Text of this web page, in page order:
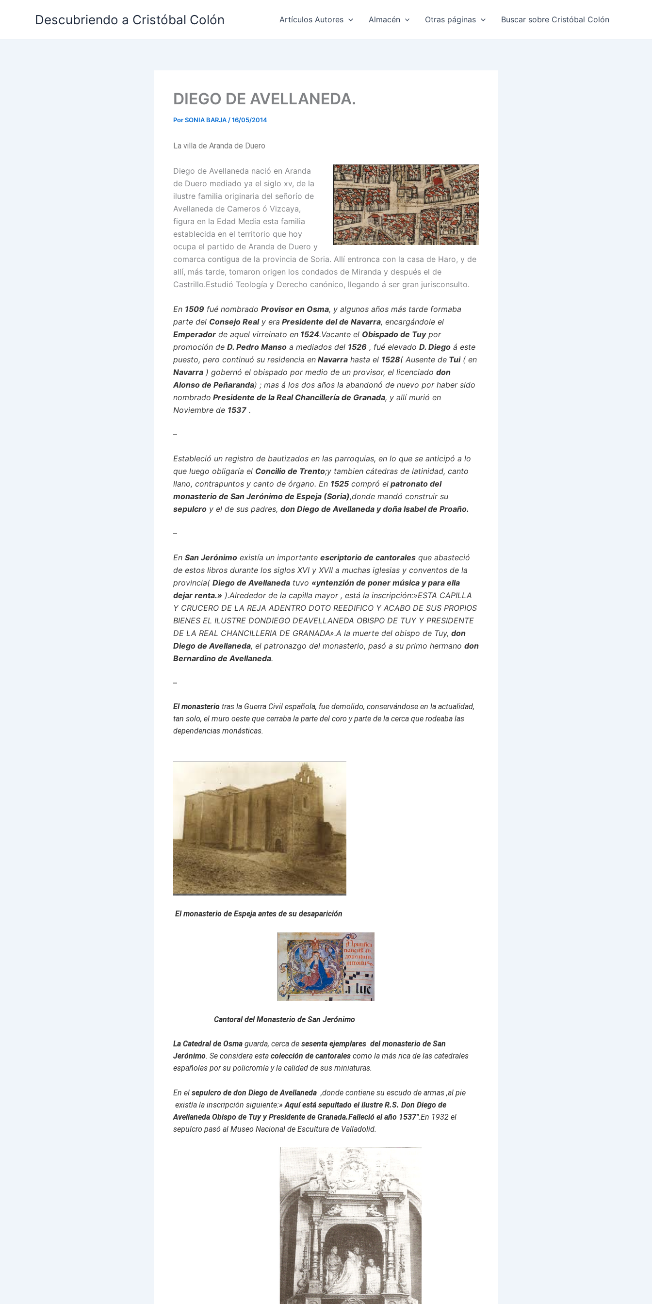
Descubriendo a Cristóbal Colón Artículos Autores Almacén Otras páginas Buscar sobre Cristóbal Colón
DIEGO DE AVELLANEDA.
PorSONIA BARJA /16/05/2014
La villa de Aranda de Duero
Diego de Avellaneda nació en Aranda
de Duero mediado ya el siglo xv, de la
ilustre familia originaria del señorío de
Avellaneda de Cameros ó Vizcaya,
figura en la Edad Media esta familia
establecida en el territorio que hoy
ocupa el partido de Aranda de Duero y
comarca contigua de la provincia de Soria. Allí entronca con la casa de Haro, y de
allí, más tarde, tomaron origen los condados de Miranda y después el de
Castrillo.Estudió Teología y Derecho canónico, llegando á ser gran jurisconsulto.
En 1509 fué nombrado Provisor en Osma, y algunos años más tarde formaba
parte del Consejo Realy era Presidente del de Navarra, encargándole el
Emperador de aquel virreinato en 1524.Vacante el Obispado de Tuypor
promoción de D. Pedro Manso a mediados del 1526 , fué elevado D. Diego á este
puesto, pero continuó su residencia en Navarra hasta el 1528( Ausente de Tui( en
Navarra ) gobernó el obispado por medio de un provisor, el licenciado don
Alonso de Peñaranda) ; mas á los dos años la abandonó de nuevo por haber sido
nombrado Presidente de la Real Chancillería de Granada, y allí murió en
Noviembre de 1537 .
–
Estableció un registro de bautizados en las parroquias, en lo que se anticipó a lo
que luego obligaría el Concilio de Trento;y tambien cátedras de latinidad, canto
llano, contrapuntos y canto de órgano. En 1525 compró el patronato del
monasterio de San Jerónimo de Espeja (Soria),donde mandó construir su
sepulcro y el de sus padres, don Diego de Avellaneda y doña Isabel de Proaño.
–
En San Jerónimo existía un importante escriptorio de cantorales que abasteció
de estos libros durante los siglos XVI y XVII a muchas iglesias y conventos de la
provincia( Diego de Avellaneda tuvo «yntenzión de poner música y para ella
dejar renta.» ).Alrededor de la capilla mayor , está la inscripción:»ESTA CAPILLA
Y CRUCERO DE LA REJA ADENTRO DOTO REEDIFICO Y ACABO DE SUS PROPIOS
BIENES EL ILUSTRE DONDIEGO DEAVELLANEDA OBISPO DE TUY Y PRESIDENTE
DE LA REAL CHANCILLERIA DE GRANADA».A la muerte del obispo de Tuy, don
Diego de Avellaneda, el patronazgo del monasterio, pasó a su primo hermano don
Bernardino de Avellaneda.
–
El monasterio tras la Guerra Civil española, fue demolido, conservándose en la actualidad,
tan solo, el muro oeste que cerraba la parte del coro y parte de la cerca que rodeaba las
dependencias monásticas.
El monasterio de Espeja antes de su desaparición
Cantoral del Monasterio de San Jerónimo
La Catedral de Osma guarda, cerca de sesenta ejemplares del monasterio de San
Jerónimo. Se considera esta colección de cantorales como la más rica de las catedrales
españolas por su policromía y la calidad de sus miniaturas.
En el sepulcro de don Diego de Avellaneda ,donde contiene su escudo de armas ,al pie
existía la inscripción siguiente:» Aquí está sepultado el ilustre R.S. Don Diego de
Avellaneda Obispo de Tuy y Presidente de Granada.Falleció el año 1537″.En 1932 el
sepulcro pasó al Museo Nacional de Escultura de Valladolid.